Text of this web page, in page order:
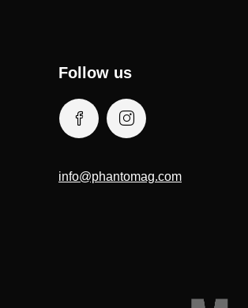
Follow us
info@phantomag.com